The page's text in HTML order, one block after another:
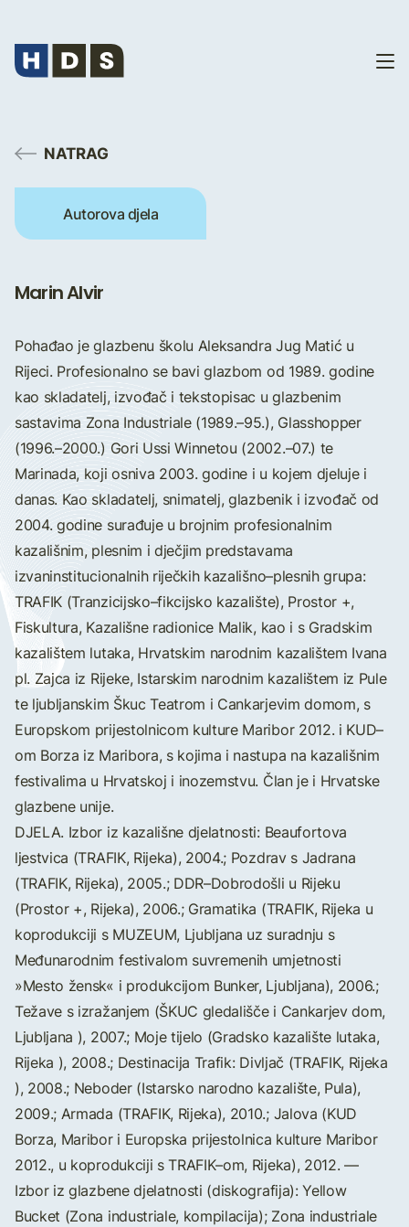
NATRAG
Autorova djela
Marin Alvir
Pohađao je glazbenu školu Aleksandra Jug Matić u
Rijeci. Profesionalno se bavi glazbom od 1989. godine
kao skladatelj, izvođač i tekstopisac u glazbenim
sastavima Zona Industriale (1989.–95.), Glasshopper
(1996.–2000.) Gori Ussi Winnetou (2002.–07.) te
Marinada, koji osniva 2003. godine i u kojem djeluje i
danas. Kao skladatelj, snimatelj, glazbenik i izvođač od
2004. godine surađuje u brojnim profesionalnim
kazališnim, plesnim i dječjim predstavama
izvaninstitucionalnih riječkih kazališno–plesnih grupa:
TRAFIK (Tranzicijsko–fikcijsko kazalište), Prostor +,
Fiskultura, Kazališne radionice Malik, kao i s Gradskim
kazalištem lutaka, Hrvatskim narodnim kazalištem Ivana
pl. Zajca iz Rijeke, Istarskim narodnim kazalištem iz Pule
te ljubljanskim Škuc Teatrom i Cankarjevim domom, s
Europskom prijestolnicom kulture Maribor 2012. i KUD–
om Borza iz Maribora, s kojima i nastupa na kazališnim
festivalima u Hrvatskoj i inozemstvu. Član je i Hrvatske
glazbene unije.
DJELA. Izbor iz kazališne djelatnosti: Beaufortova
ljestvica (TRAFIK, Rijeka), 2004.; Pozdrav s Jadrana
(TRAFIK, Rijeka), 2005.; DDR–Dobrodošli u Rijeku
(Prostor +, Rijeka), 2006.; Gramatika (TRAFIK, Rijeka u
koprodukciji s MUZEUM, Ljubljana uz suradnju s
Međunarodnim festivalom suvremenih umjetnosti
»Mesto žensk« i produkcijom Bunker, Ljubljana), 2006.;
Težave s izražanjem (ŠKUC gledališče i Cankarjev dom,
Ljubljana ), 2007.; Moje tijelo (Gradsko kazalište lutaka,
Rijeka ), 2008.; Destinacija Trafik: Divljač (TRAFIK, Rijeka
), 2008.; Neboder (Istarsko narodno kazalište, Pula),
2009.; Armada (TRAFIK, Rijeka), 2010.; Jalova (KUD
Borza, Maribor i Europska prijestolnica kulture Maribor
2012., u koprodukciji s TRAFIK–om, Rijeka), 2012. —
Izbor iz glazbene djelatnosti (diskografija): Yellow
Bucket (Zona industriale, kompilacija); Zona industriale